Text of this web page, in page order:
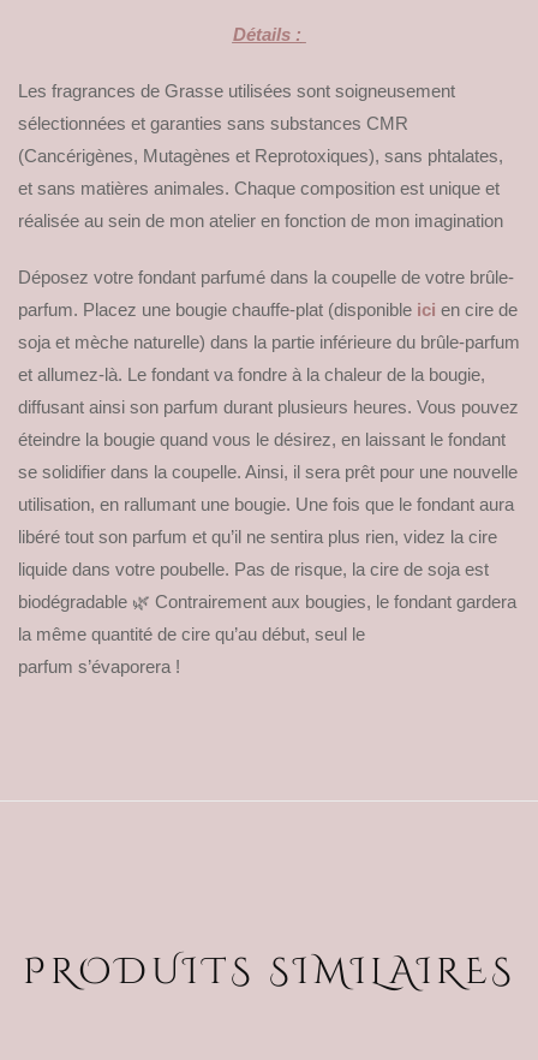
Détails :
Les fragrances de Grasse utilisées sont soigneusement
sélectionnées et garanties sans substances CMR
(Cancérigènes, Mutagènes et Reprotoxiques), sans phtalates,
et sans matières animales. Chaque composition est unique et
réalisée au sein de mon atelier en fonction de mon imagination
Déposez votre fondant parfumé dans la coupelle de votre brûle-
parfum. Placez une bougie chauffe-plat (disponible ici en cire de
soja et mèche naturelle) dans la partie inférieure du brûle-parfum
et allumez-là. Le fondant va fondre à la chaleur de la bougie,
diffusant ainsi son parfum durant plusieurs heures. Vous pouvez
éteindre la bougie quand vous le désirez, en laissant le fondant
se solidifier dans la coupelle. Ainsi, il sera prêt pour une nouvelle
utilisation, en rallumant une bougie. Une fois que le fondant aura
libéré tout son parfum et qu’il ne sentira plus rien, videz la cire
liquide dans votre poubelle. Pas de risque, la cire de soja est
biodégradable 🌿 Contrairement aux bougies, le fondant gardera
la même quantité de cire qu’au début, seul le
parfum s’évaporera !
PRODUITS SIMILAIRES